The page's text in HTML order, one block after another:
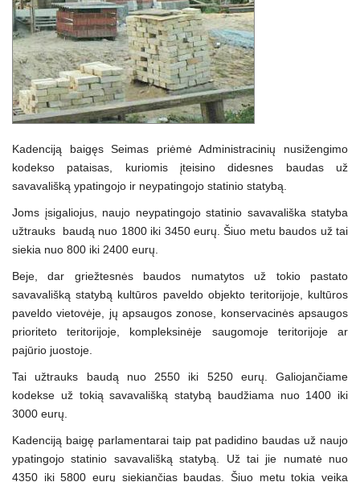
Kadenciją baigęs Seimas priėmė Administracinių nusižengimo
kodekso pataisas, kuriomis įteisino didesnes baudas už
savavališką ypatingojo ir neypatingojo statinio statybą.
Joms įsigaliojus, naujo neypatingojo statinio savavališka statyba
užtrauks baudą nuo 1800 iki 3450 eurų. Šiuo metu baudos už tai
siekia nuo 800 iki 2400 eurų.
Beje, dar griežtesnės baudos numatytos už tokio pastato
savavališką statybą kultūros paveldo objekto teritorijoje, kultūros
paveldo vietovėje, jų apsaugos zonose, konservacinės apsaugos
prioriteto teritorijoje, kompleksinėje saugomoje teritorijoje ar
pajūrio juostoje.
Tai užtrauks baudą nuo 2550 iki 5250 eurų. Galiojančiame
kodekse už tokią savavališką statybą baudžiama nuo 1400 iki
3000 eurų.
Kadenciją baigę parlamentarai taip pat padidino baudas už naujo
ypatingojo statinio savavališką statybą. Už tai jie numatė nuo
4350 iki 5800 eurų siekiančias baudas. Šiuo metu tokia veika